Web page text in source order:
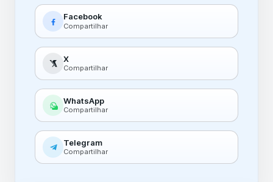
Facebook
Compartilhar
X
Compartilhar
WhatsApp
Compartilhar
Telegram
Compartilhar